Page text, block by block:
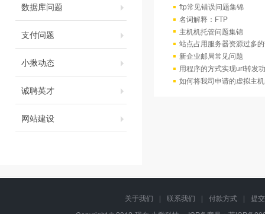
数据库问题
支付问题
小揪动态
诚聘英才
网站建设
ftp常见错误问题集锦
名词解释：FTP
主机机托管问题集锦
站点占用服务器资源过多
新企业邮局常见问题
用程序的方式实现url转发
如何将我司申请的虚拟主
关于我们 | 联系我们 | 付款方式 |
提